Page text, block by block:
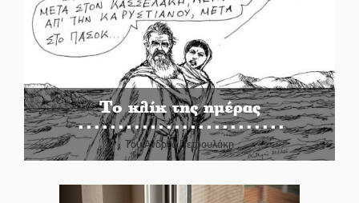
Το κλίκ της ημέρας
Του Ανδρέα Πετρουλάκη